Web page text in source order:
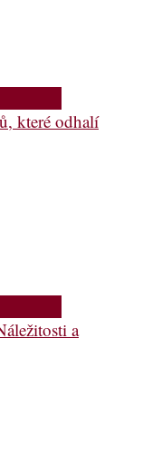
které odhalí
a